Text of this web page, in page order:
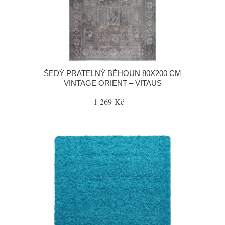
ŠEDÝ PRATELNÝ BĚHOUN 80X200 CM
VINTAGE ORIENT – VITAUS
1 269 Kč